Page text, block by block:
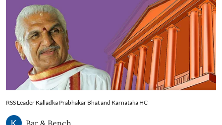
RSS Leader Kalladka Prabhakar Bhat and Karnataka HC
Bar & Bench